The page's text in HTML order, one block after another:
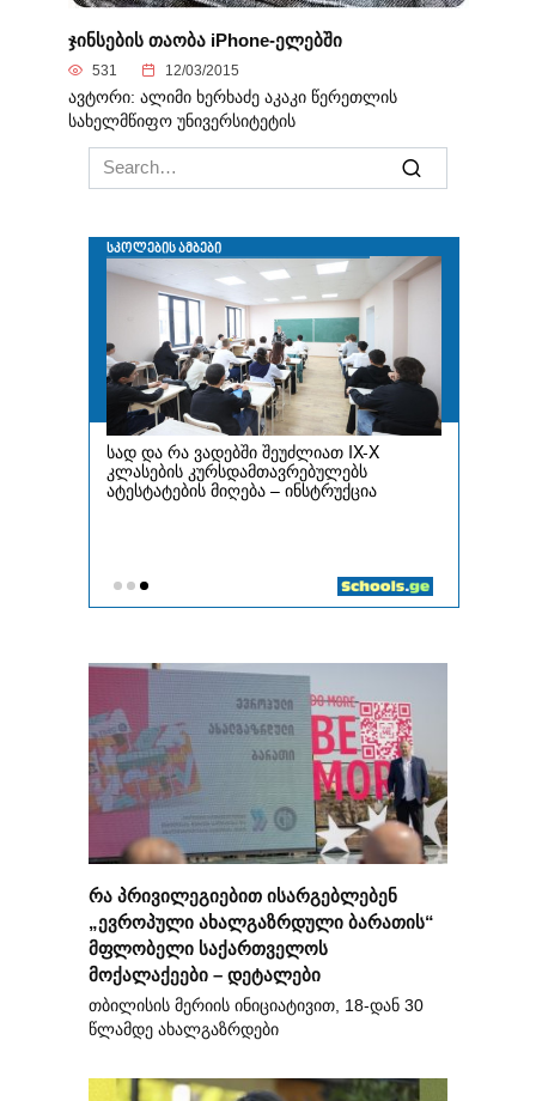
ჯინსების თაობა iPhone-ელებში
531 12/03/2015
ავტორი: ალიმი ხერხაძე აკაკი წერეთლის
სახელმწიფო უნივერსიტეტის
Search
for:
რა პრივილეგიებით ისარგებლებენ
„ევროპული ახალგაზრდული ბარათის“
მფლობელი საქართველოს
მოქალაქეები – დეტალები
თბილისის მერიის ინიციატივით, 18-დან 30
წლამდე ახალგაზრდები